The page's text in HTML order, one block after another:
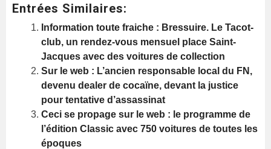
Entrées Similaires:
Information toute fraiche : Bressuire. Le Tacot-
club, un rendez-vous mensuel place Saint-
Jacques avec des voitures de collection
Sur le web : L’ancien responsable local du FN,
devenu dealer de cocaïne, devant la justice
pour tentative d’assassinat
Ceci se propage sur le web : le programme de
l’édition Classic avec 750 voitures de toutes les
époques